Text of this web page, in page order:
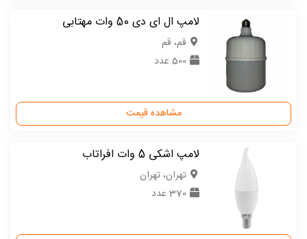
لامپ ال ای دی 50 وات مهتابی
قم، قم
500 عدد
مشاهده قیمت
لامپ اشکی 5 وات افراتاب
تهران، تهران
370 عدد